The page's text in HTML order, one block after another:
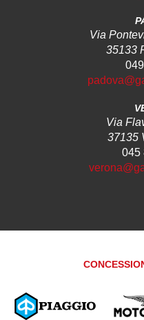
Via
35133
Via
37135
045